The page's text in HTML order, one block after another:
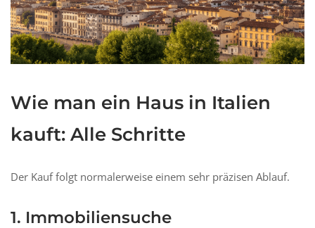
Wie man ein Haus in Italien
kauft: Alle Schritte
Der Kauf folgt normalerweise einem sehr präzisen Ablauf.
1. Immobiliensuche